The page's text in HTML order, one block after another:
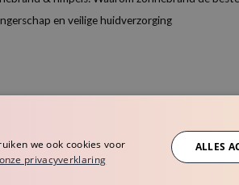
en veilige huidverzorging
we ook cookies voor
privacyverklaring
ALLES